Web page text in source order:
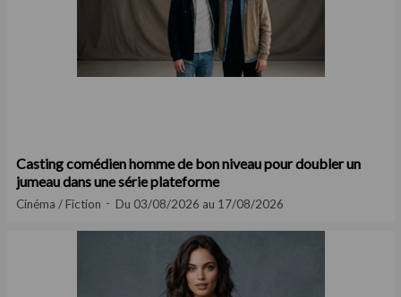
Casting comédien homme de bon niveau pour doubler un
jumeau dans une série plateforme
Cinéma / Fiction Du 03/08/2026 au 17/08/2026